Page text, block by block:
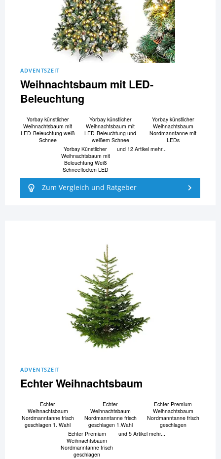
ADVENTSZEIT
Weihnachtsbaum mit LED-
Beleuchtung
Yorbay künstlicher
Weihnachtsbaum mit
LED-Beleuchtung weiß
Schnee
Yorbay künstlicher
Weihnachtsbaum mit
LED-Beleuchtung und
weißem Schnee
Yorbay künstlicher
Weihnachtsbaum
Nordmanntanne mit
LEDs
Yorbay Künstlicher
Weihnachtsbaum mit
Beleuchtung Weiß
Schneeflocken LED
und 12 Artikel mehr...
Zum Vergleich und Ratgeber
ADVENTSZEIT
Echter Weihnachtsbaum
Echter
Weihnachtsbaum
Nordmanntanne frisch
geschlagen 1. Wahl
Echter
Weihnachtsbaum
Nordmanntanne frisch
geschlagen 1.Wahl
Echter Premium
Weihnachtsbaum
Nordmanntanne frisch
geschlagen
Echter Premium
Weihnachtsbaum
Nordmanntanne frisch
geschlagen
und 5 Artikel mehr...